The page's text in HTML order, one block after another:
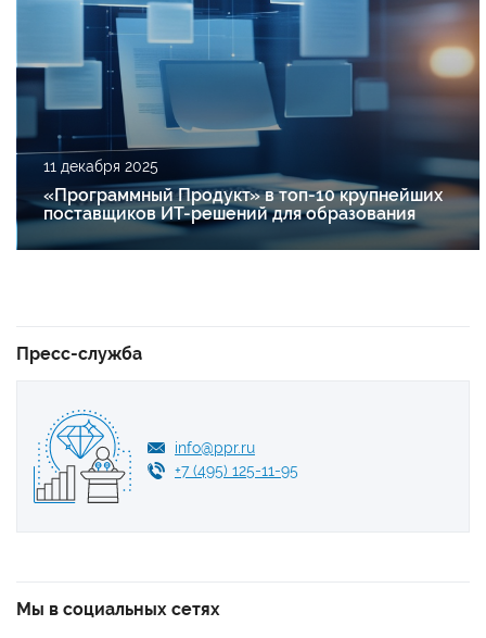
11 декабря 2025
«Программный Продукт» в топ-10 крупнейших
поставщиков ИТ-решений для образования
Пресс-служба
info@ppr.ru
+7 (495) 125-11-95
Мы в социальных сетях